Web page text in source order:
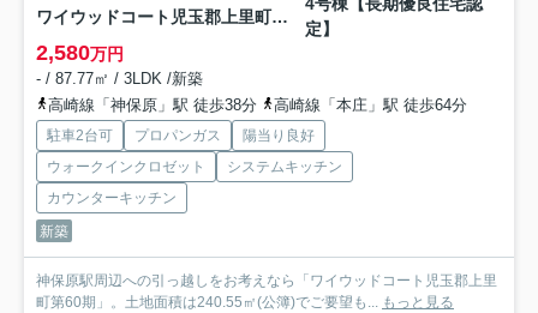
ワイウッドコート児玉郡上里町第60期
4号棟【長期優良住宅認
定】
2,580万円
- / 87.77㎡ / 3LDK /新築
高崎線「神保原」駅 徒歩38分
高崎線「本庄」駅 徒歩64分
駐車2台可 プロパンガス
陽当り良好
ウォークインクロゼット
システムキッチン
カウンターキッチン
新築
神保原駅周辺への引っ越しをお考えなら「ワイウッドコート児玉郡上里
町第60期」。土地面積は240.55㎡(公簿)でご要望も... もっと見る